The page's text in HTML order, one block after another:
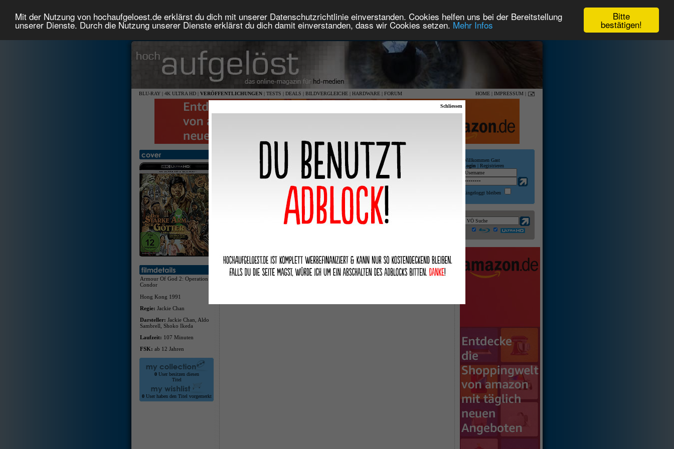
Bitte
bestätigen!
Mit der Nutzung von hochaufgeloest.de erklärst du dich mit unserer Datenschutzrichtlinie einverstanden. Cookies helfen uns bei der Bereitstellung
unserer Dienste. Durch die Nutzung unserer Dienste erklärst du dich damit einverstanden, dass wir Cookies setzen. Mehr Infos
BLU-RAY | 4K ULTRA HD | VERÖFFENTLICHUNGEN | TESTS | DEALS | BILDVERGLEICHE | HARDWARE | FORUM HOME | IMPRESSUM |
Armour Of God 2: Operation
Condor
Hong Kong 1991
Regie: Jackie Chan
Darsteller: Jackie Chan, Aldo
Sambrell, Shoko Ikeda
Laufzeit: 107 Minuten
FSK: ab 12 Jahren
0User besitzen diesen
Titel
0User haben den Titel vorgemerkt
Armour Of God 2 - Der starke Arm der Götter - Legacy Collection
(Limited 4K Ultra HD & Blu-ray Edition)
27.06.2025
2,35:1 anamorph (4K UHD 2160p)
deutsch
Featurettes
Willkommen Gast
Login | Registrieren
Eingeloggt bleiben
Schliessen